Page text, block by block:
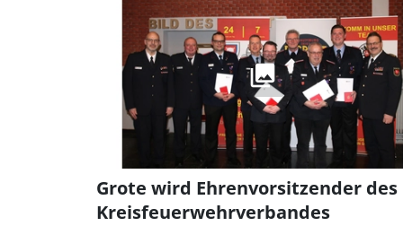
Grote wird Ehrenvorsitzender des
Kreisfeuerwehrverbandes